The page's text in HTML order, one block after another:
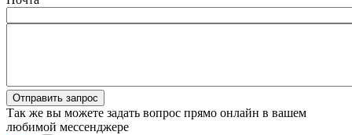
Так же вы можете задать вопрос прямо онлайн в вашем
любимой мессенджере